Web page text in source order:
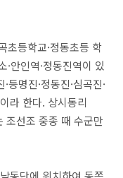
초등학교·정동초등 학
안인역·정동진역이 있
명진·정동진·심곡진·
라 한다. 상시동리
조선조 중종 때 수군만